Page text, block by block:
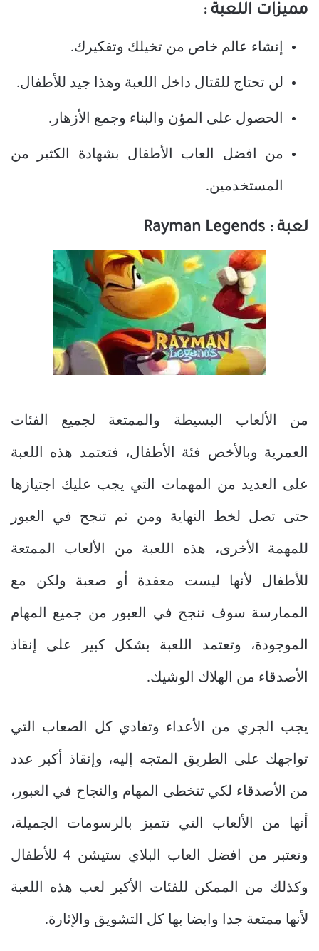
مميزات اللعبة :
إنشاء عالم خاص من تخيلك وتفكيرك.
لن تحتاج للقتال داخل اللعبة وهذا جيد للأطفال.
الحصول على المؤن والبناء وجمع الأزهار.
من افضل العاب الأطفال بشهادة الكثير من
المستخدمين.
لعبة : Rayman Legends
من الألعاب البسيطة والممتعة لجميع الفئات
العمرية وبالأخص فئة الأطفال، فتعتمد هذه اللعبة
على العديد من المهمات التي يجب عليك اجتيازها
حتى تصل لخط النهاية ومن ثم تنجح في العبور
للمهمة الأخرى، هذه اللعبة من الألعاب الممتعة
للأطفال لأنها ليست معقدة أو صعبة ولكن مع
الممارسة سوف تنجح في العبور من جميع المهام
الموجودة، وتعتمد اللعبة بشكل كبير على إنقاذ
الأصدقاء من الهلاك الوشيك.
يجب الجري من الأعداء وتفادي كل الصعاب التي
تواجهك على الطريق المتجه إليه، وإنقاذ أكبر عدد
من الأصدقاء لكي تتخطى المهام والنجاح في العبور،
أنها من الألعاب التي تتميز بالرسومات الجميلة،
وتعتبر من افضل العاب البلاي ستيشن 4 للأطفال
وكذلك من الممكن للفئات الأكبر لعب هذه اللعبة
لأنها ممتعة جدا وايضا بها كل التشويق والإثارة.